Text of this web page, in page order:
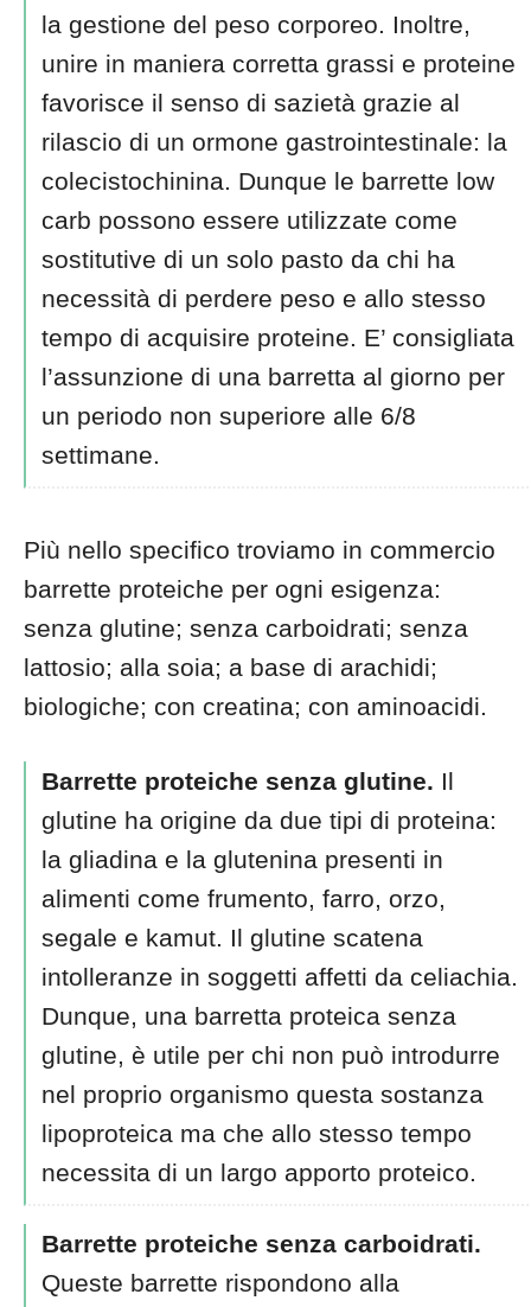
la gestione del peso corporeo. Inoltre,
unire in maniera corretta grassi e proteine
favorisce il senso di sazietà grazie al
rilascio di un ormone gastrointestinale: la
colecistochinina. Dunque le barrette low
carb possono essere utilizzate come
sostitutive di un solo pasto da chi ha
necessità di perdere peso e allo stesso
tempo di acquisire proteine. E’ consigliata
l’assunzione di una barretta al giorno per
un periodo non superiore alle 6/8
settimane.
Più nello specifico troviamo in commercio
barrette proteiche per ogni esigenza:
senza glutine; senza carboidrati; senza
lattosio; alla soia; a base di arachidi;
biologiche; con creatina; con aminoacidi.
Barrette proteiche senza glutine. Il
glutine ha origine da due tipi di proteina:
la gliadina e la glutenina presenti in
alimenti come frumento, farro, orzo,
segale e kamut. Il glutine scatena
intolleranze in soggetti affetti da celiachia.
Dunque, una barretta proteica senza
glutine, è utile per chi non può introdurre
nel proprio organismo questa sostanza
lipoproteica ma che allo stesso tempo
necessita di un largo apporto proteico.
Barrette proteiche senza carboidrati.
Queste barrette rispondono alla